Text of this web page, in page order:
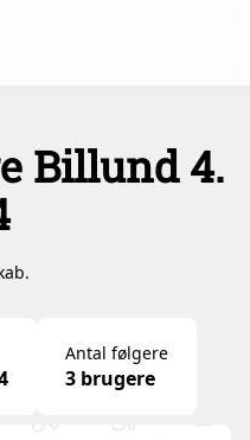
Billund 4.
Antal følgere
3 brugere